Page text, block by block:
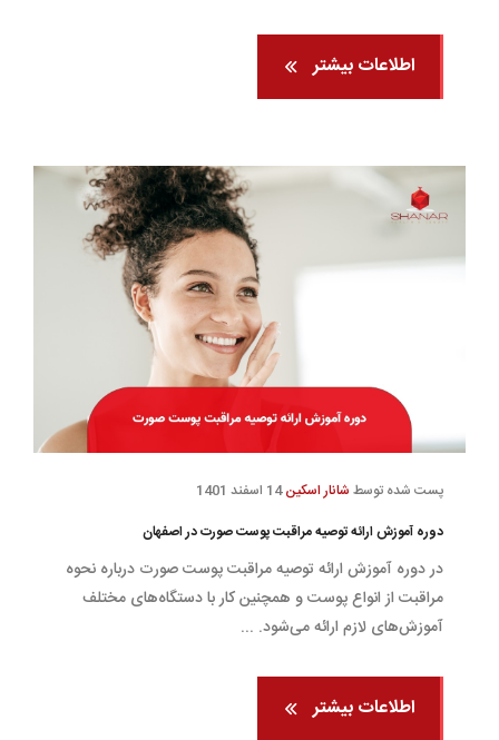
اطلاعات بیشتر
پست شده توسط شانار اسکین14 اسفند 1401
دوره آموزش ارائه توصیه مراقبت پوست صورت در اصفهان
در دوره آموزش ارائه توصیه مراقبت پوست صورت درباره نحوه
مراقبت از انواع پوست و همچنین کار با دستگاه‌های مختلف
آموزش‌های لازم ارائه می‌شود. ...
اطلاعات بیشتر